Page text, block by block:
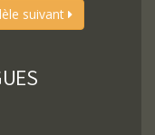
suivant